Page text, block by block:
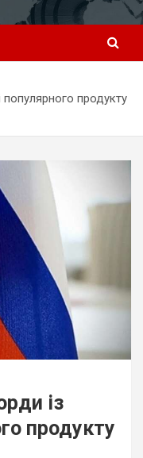
популярного продукту
із
продукту